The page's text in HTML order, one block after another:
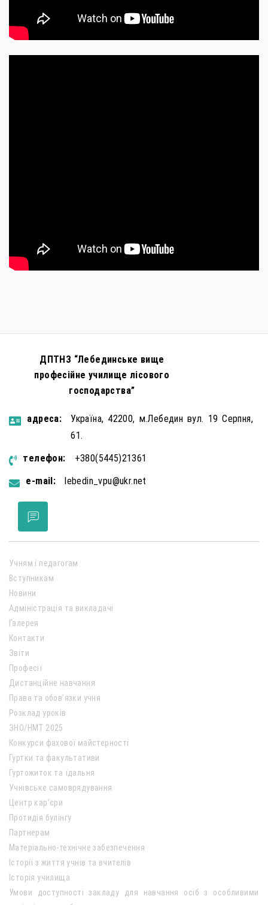
ДПТНЗ “Лебединське вище
професійне училище лісового
господарства”
aдресa:
Україна, 42200, м.Лебедин вул. 19 Серпня,
61.
телефон:
+380(5445)21361
e-mail:
lebedin_vpu@ukr.net
Учням і педагогам
Вступникам
Новини
Адміністрація та викладачі
Галерея
Контакти
Звіти
Професії
Дистанційне навчання
Права та обов’язки учня
Розклад уроків
ЗНО/НМТ 2025
Конкурси фахової майстерності
Гуртки та факультативи
Гуртожиток та їдальня
Учнівське самоврядування
Центр кар’єри
Протидія булінгу
Партнерам
Матеріально-технічне забезпечення
Історії з життя учнів та вчителів
Історія училища
Умови доступності закладу для навчання осіб з особливими